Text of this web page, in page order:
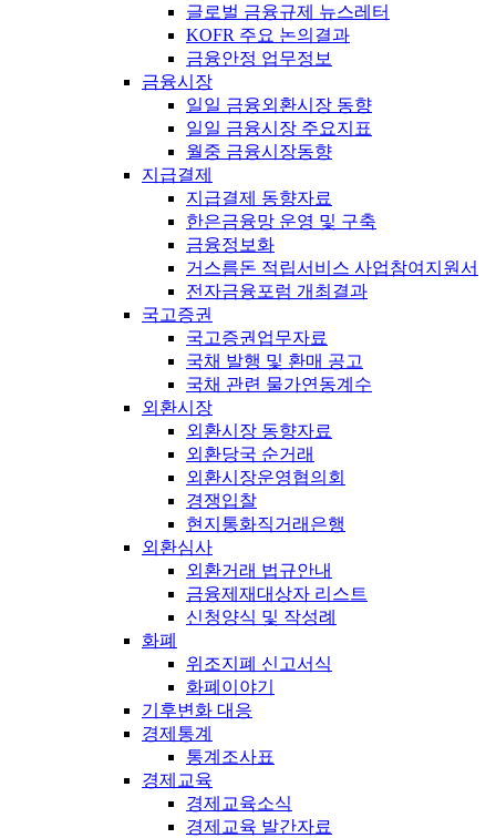
글로벌 금융규제 뉴스레터
KOFR 주요 논의결과
금융안정 업무정보
금융시장
일일 금융외환시장 동향
일일 금융시장 주요지표
월중 금융시장동향
지급결제
지급결제 동향자료
한은금융망 운영 및 구축
금융정보화
거스름돈 적립서비스 사업참여지원서
전자금융포럼 개최결과
국고증권
국고증권업무자료
국채 발행 및 환매 공고
국채 관련 물가연동계수
외환시장
외환시장 동향자료
외환당국 순거래
외환시장운영협의회
경쟁입찰
현지통화직거래은행
외환심사
외환거래 법규안내
금융제재대상자 리스트
신청양식 및 작성례
화폐
위조지폐 신고서식
화폐이야기
기후변화 대응
경제통계
통계조사표
경제교육
경제교육소식
경제교육 발간자료